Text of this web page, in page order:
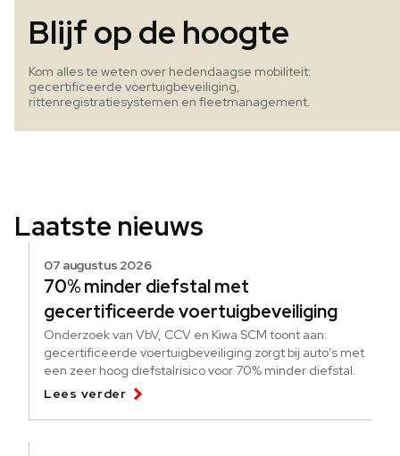
Blijf op de hoogte
Kom alles te weten over hedendaagse mobiliteit:
gecertificeerde voertuigbeveiliging,
rittenregistratiesystemen en fleetmanagement.
Laatste nieuws
07 augustus 2026
70% minder diefstal met
gecertificeerde voertuigbeveiliging
Onderzoek van VbV, CCV en Kiwa SCM toont aan:
gecertificeerde voertuigbeveiliging zorgt bij auto’s met
een zeer hoog diefstalrisico voor 70% minder diefstal.
Lees verder